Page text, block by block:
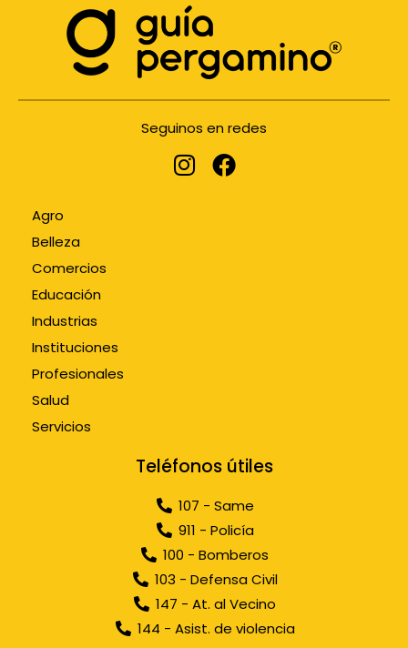
Seguinos en redes
Agro
Belleza
Comercios
Educación
Industrias
Instituciones
Profesionales
Salud
Servicios
Teléfonos útiles
107 - Same
911 - Policía
100 - Bomberos
103 - Defensa Civil
147 - At. al Vecino
144 - Asist. de violencia